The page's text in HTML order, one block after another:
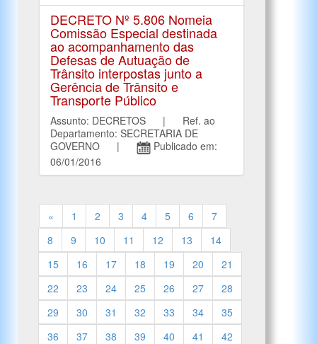
DECRETO Nº 5.806 Nomeia
Comissão Especial destinada
ao acompanhamento das
Defesas de Autuação de
Trânsito interpostas junto a
Gerência de Trânsito e
Transporte Público
Assunto: DECRETOS | Ref. ao
Departamento: SECRETARIA DE
GOVERNO |
Publicado em:
06/01/2016
« 1 2 3 4 5 6
7
8
9 10 11 12 13
14
15
16 17 18 19 20
21
22
23 24 25 26 27
28
29
30 31 32 33 34
35
36
37 38 39 40 41
42